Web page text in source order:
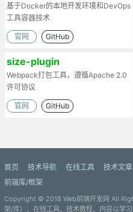
基于Docker的本地开发环境和DevOps
工具容器技术
官网 GitHub
size-plugin
Webpack打包工具，遵循Apache 2.0
许可协议
官网 GitHub
首页 技术导航 在线工具 技术文章
前端库/框架